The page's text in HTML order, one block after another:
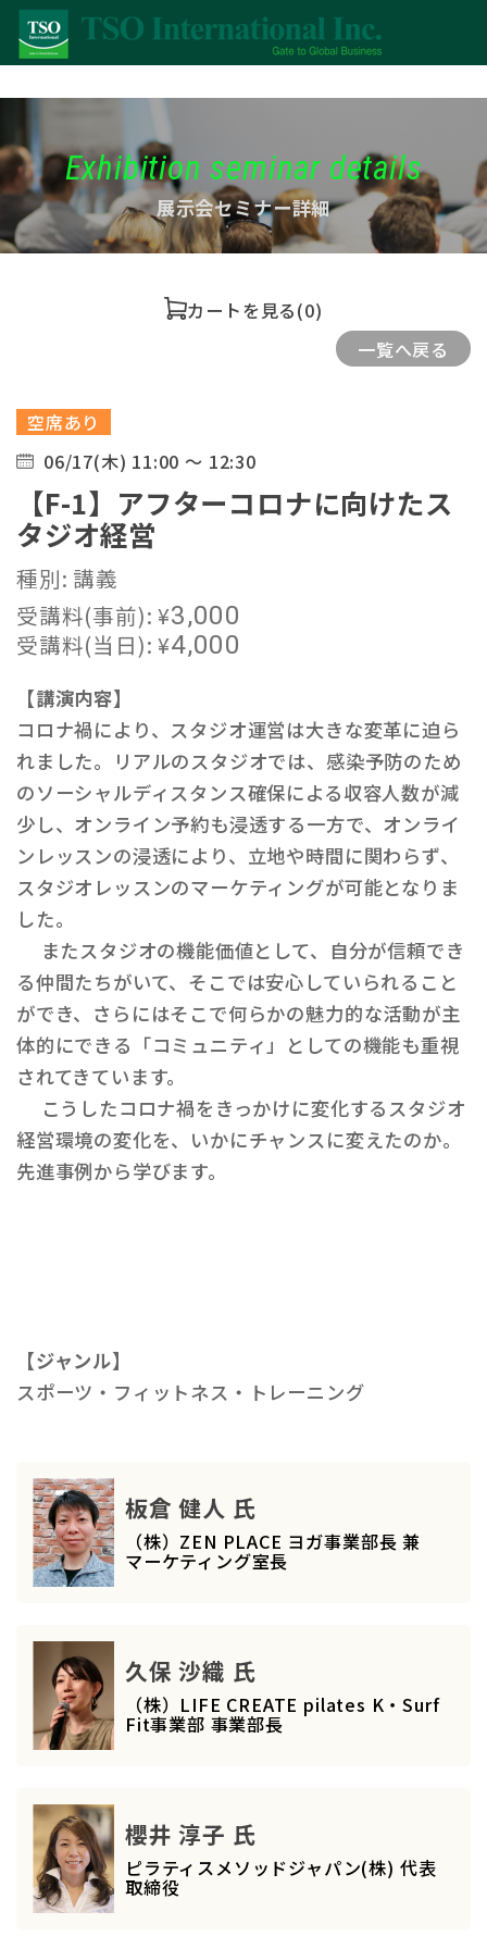
Exhibition seminar details
展示会セミナー詳細
カートを見る(0)
一覧へ戻る
空席あり
06/17(木) 11:00 ～ 12:30
【F-1】アフターコロナに向けたス
タジオ経営
種別: 講義
受講料(事前):¥3,000
受講料(当日):¥4,000
【講演内容】
コロナ禍により、スタジオ運営は大きな変革に迫ら
れました。リアルのスタジオでは、感染予防のため
のソーシャルディスタンス確保による収容人数が減
少し、オンライン予約も浸透する一方で、オンライ
ンレッスンの浸透により、立地や時間に関わらず、
スタジオレッスンのマーケティングが可能となりま
した。
またスタジオの機能価値として、自分が信頼でき
る仲間たちがいて、そこでは安心していられること
ができ、さらにはそこで何らかの魅力的な活動が主
体的にできる「コミュニティ」としての機能も重視
されてきています。
こうしたコロナ禍をきっかけに変化するスタジオ
経営環境の変化を、いかにチャンスに変えたのか。
先進事例から学びます。
【ジャンル】
スポーツ・フィットネス・トレーニング
板倉 健人 氏
（株）ZEN PLACE ヨガ事業部長 兼
マーケティング室長
久保 沙織 氏
（株）LIFE CREATE pilates K・Surf
Fit事業部 事業部長
櫻井 淳子 氏
ピラティスメソッドジャパン(株) 代表
取締役